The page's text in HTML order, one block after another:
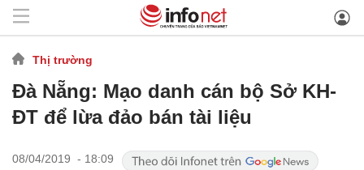
Thị trường
Đà Nẵng: Mạo danh cán bộ Sở KH-
ĐT để lừa đảo bán tài liệu
08/04/2019 - 18:09